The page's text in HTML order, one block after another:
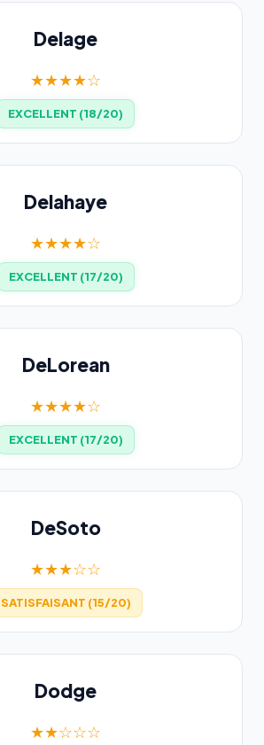
Delage
★★★★☆
EXCELLENT (18/20)
Delahaye
★★★★☆
EXCELLENT (17/20)
DeLorean
★★★★☆
EXCELLENT (17/20)
DeSoto
★★★☆☆
SATISFAISANT (15/20)
Dodge
★★☆☆☆